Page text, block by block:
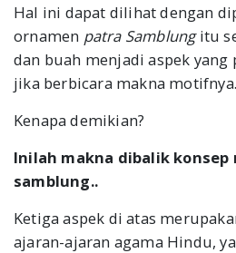
Hal ini dapat dilihat dengan
ornamen patra Samblungitu
dan buah menjadi aspek yang
jika berbicara makna motifnya.
Kenapa demikian?
Inilah makna dibalik konsep
samblung..
Ketiga aspek di atas
ajaran-ajaran agama Hindu,